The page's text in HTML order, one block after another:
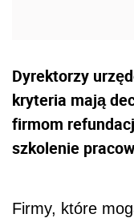
Dyrektorzy
kryteria mają
firmom
szkolenie
Firmy, które